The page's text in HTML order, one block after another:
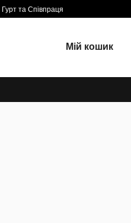
Гурт та Співпраця
Мій кошик